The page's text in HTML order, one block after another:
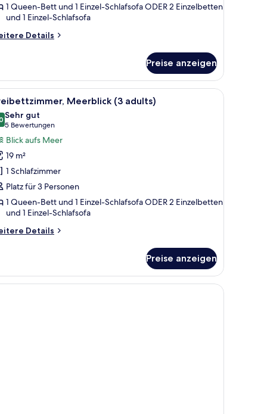
1 Queen-Bett und 1 Einzel-Schlafsofa ODER 2 Einzelbetten
und 1 Einzel-Schlafsofa
Details
Preise anzeigen
einem Schreibtisch, einem Stuhl, einem Fernseher und Meerblick.
Ein Hotelzimmer mit einem großen Bett,
7 Meerblick (3 adults)
von 10
Sehr gut
5 Bewertungen
(5
Bewertungen)
Blick aufs Meer
19 m²
1 Schlafzimmer
Platz für 3 Personen
1 Queen-Bett und 1 Einzel-Schlafsofa ODER 2 Einzelbetten
und 1 Einzel-Schlafsofa
Details
Preise anzeigen